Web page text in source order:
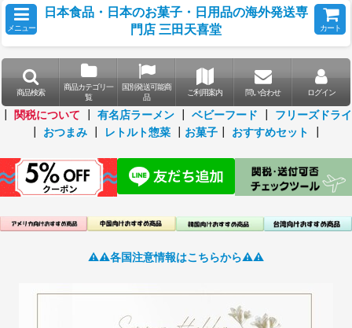
メニュー
日本食品・日本のお菓子・日用品の海外発送専
門店 三田天喜堂
カート
商品検索
商品カテゴリ一
覧
国別発送可能商
品
ご利用案内 問い合わせ ログイン
関税について 有名店ラーメン ベビーフード
フリーズドライ
おつまみ レトルト惣菜 お菓子 おすすめセット
⚠️⚠️各国注意情報はこちらから⚠️⚠️